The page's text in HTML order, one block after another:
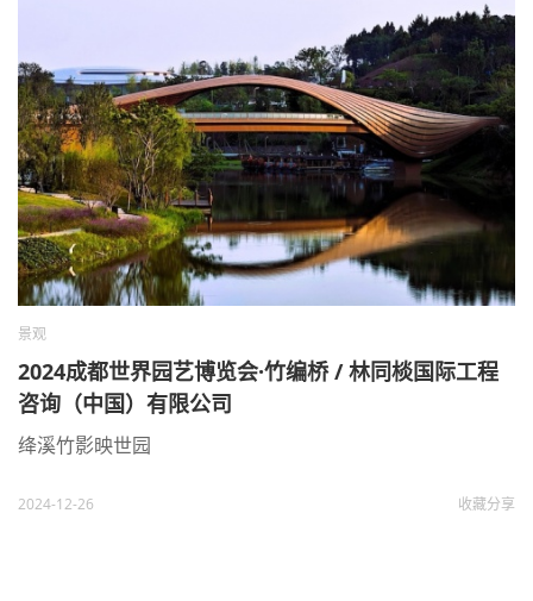
景观
2024成都世界园艺博览会·竹编桥 / 林同棪国际工程
咨询（中国）有限公司
绛溪竹影映世园
2024-12-26 收藏分享